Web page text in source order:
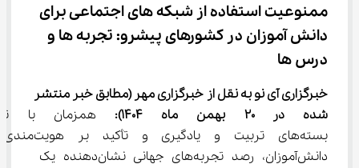
ممنوعیت استفاده از شبکه ‌های اجتماعی برای
دانش‌ آموزان در کشورهای پیشرو: تجربه‌ ها و
درس ‌ها
خبرگزاری آی نو به نقل از خبرگزاری مهر (مطابق خبر منتشر
شده در ۲۰
بهمن ماه 1404) : همزمان با
بسته‌های تربیت و یادگیری و تأکید بر هویت‌مندی
دانش‌آموزان، رصد تجربه‌های جهانی نشان‌دهنده یک